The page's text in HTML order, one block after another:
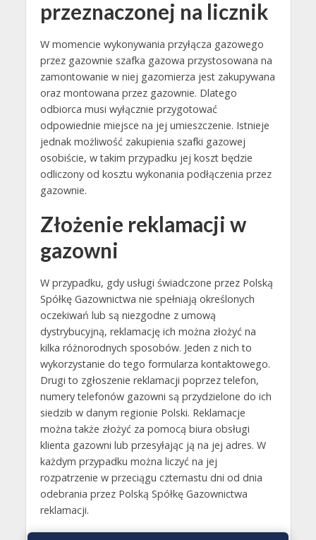
przeznaczonej na licznik
W momencie wykonywania przyłącza gazowego
przez gazownie szafka gazowa przystosowana na
zamontowanie w niej gazomierza jest zakupywana
oraz montowana przez gazownie. Dlatego
odbiorca musi wyłącznie przygotować
odpowiednie miejsce na jej umieszczenie. Istnieje
jednak możliwość zakupienia szafki gazowej
osobiście, w takim przypadku jej koszt będzie
odliczony od kosztu wykonania podłączenia przez
gazownie.
Złożenie reklamacji w
gazowni
W przypadku, gdy usługi świadczone przez Polską
Spółkę Gazownictwa nie spełniają określonych
oczekiwań lub są niezgodne z umową
dystrybucyjną, reklamację ich można złożyć na
kilka różnorodnych sposobów. Jeden z nich to
wykorzystanie do tego formularza kontaktowego.
Drugi to zgłoszenie reklamacji poprzez telefon,
numery telefonów gazowni są przydzielone do ich
siedzib w danym regionie Polski. Reklamacje
można także złożyć za pomocą biura obsługi
klienta gazowni lub przesyłając ją na jej adres. W
każdym przypadku można liczyć na jej
rozpatrzenie w przeciągu czternastu dni od dnia
odebrania przez Polską Spółkę Gazownictwa
reklamacji.